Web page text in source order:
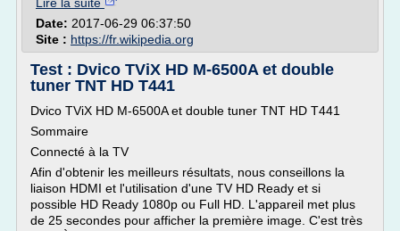
Date: 2017-06-29 06:37:50
Site : https://fr.wikipedia.org
Test : Dvico TViX HD M-6500A et double
tuner TNT HD T441
Dvico TViX HD M-6500A et double tuner TNT HD T441
Sommaire
Connecté à la TV
Afin d'obtenir les meilleurs résultats, nous conseillons la
liaison HDMI et l'utilisation d'une TV HD Ready et si
possible HD Ready 1080p ou Full HD. L'appareil met plus
de 25 secondes pour afficher la première image. C'est très